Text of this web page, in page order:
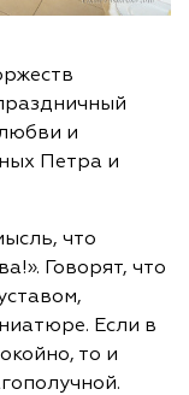
и
Петра и
что
Говорят, что
Если в
то и